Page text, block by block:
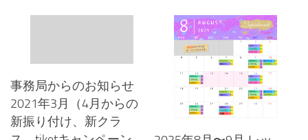
事務局からのお知らせ
2021年3月（4月からの
新振り付け、新クラ